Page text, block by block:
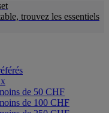
trouvez les essentiels
de 50 CHF
de 100 CHF